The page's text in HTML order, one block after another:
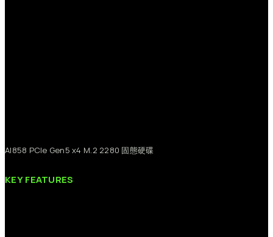
AI858 PCIe Gen5 x4 M.2 2280 固態硬碟
KEYFEATURES